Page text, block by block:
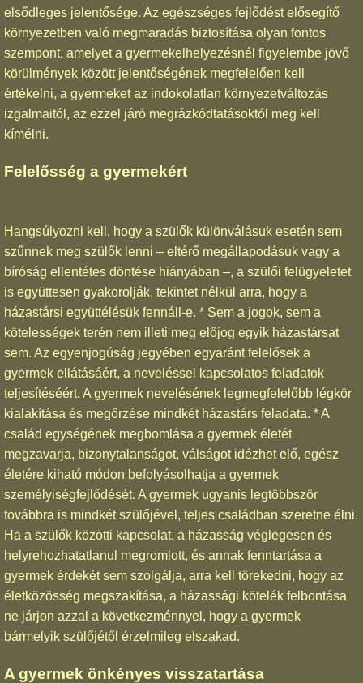
elsődleges jelentősége. Az egészséges fejlődést elősegítő
környezetben való megmaradás biztosítása olyan fontos
szempont, amelyet a gyermekelhelyezésnél figyelembe jövő
körülmények között jelentőségének megfelelően kell
értékelni, a gyermeket az indokolatlan környezetváltozás
izgalmaitól, az ezzel járó megrázkódtatásoktól meg kell
kímélni.
Felelősség a gyermekért
Hangsúlyozni kell, hogy a szülők különválásuk esetén sem
szűnnek meg szülők lenni – eltérő megállapodásuk vagy a
bíróság ellentétes döntése hiányában –, a szülői felügyeletet
is együttesen gyakorolják, tekintet nélkül arra, hogy a
házastársi együttélésük fennáll-e. * Sem a jogok, sem a
kötelességek terén nem illeti meg előjog egyik házastársat
sem. Az egyenjogúság jegyében egyaránt felelősek a
gyermek ellátásáért, a neveléssel kapcsolatos feladatok
teljesítéséért. A gyermek nevelésének legmegfelelőbb légkör
kialakítása és megőrzése mindkét házastárs feladata. * A
család egységének megbomlása a gyermek életét
megzavarja, bizonytalanságot, válságot idézhet elő, egész
életére kiható módon befolyásolhatja a gyermek
személyiségfejlődését. A gyermek ugyanis legtöbbször
továbbra is mindkét szülőjével, teljes családban szeretne élni.
Ha a szülők közötti kapcsolat, a házasság véglegesen és
helyrehozhatatlanul megromlott, és annak fenntartása a
gyermek érdekét sem szolgálja, arra kell törekedni, hogy az
életközösség megszakítása, a házassági kötelék felbontása
ne járjon azzal a következménnyel, hogy a gyermek
bármelyik szülőjétől érzelmileg elszakad.
A gyermek önkényes visszatartása